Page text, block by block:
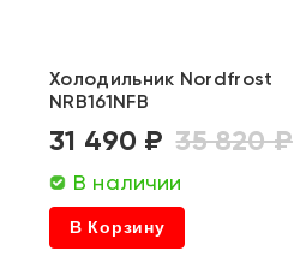
Холодильник Nordfrost
NRB161NFB
31 490 ₽ 35 820 ₽
В наличии
В Корзину